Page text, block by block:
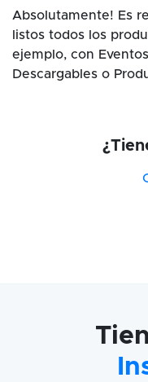
Absolutamente! Es
listos todos los
ejemplo, con
Descargables o